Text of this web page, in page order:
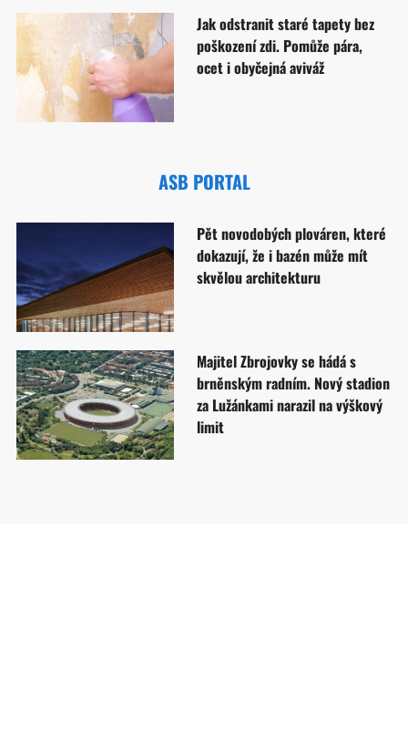
Jak odstranit staré tapety bez
poškození zdi. Pomůže pára,
ocet i obyčejná aviváž
ASB PORTAL
Pět novodobých plováren, které
dokazují, že i bazén může mít
skvělou architekturu
Majitel Zbrojovky se hádá s
brněnským radním. Nový stadion
za Lužánkami narazil na výškový
limit